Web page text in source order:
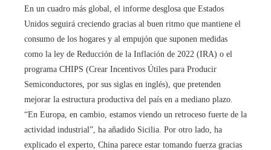
En un cuadro más global, el informe desglosa que Estados
Unidos seguirá creciendo gracias al buen ritmo que mantiene el
consumo de los hogares y al empujón que suponen medidas
como la ley de Reducción de la Inflación de 2022 (IRA) o el
programa CHIPS (Crear Incentivos Útiles para Producir
Semiconductores, por sus siglas en inglés), que pretenden
mejorar la estructura productiva del país en a mediano plazo.
“En Europa, en cambio, estamos viendo un retroceso fuerte de la
actividad industrial”, ha añadido Sicilia. Por otro lado, ha
explicado el experto, China parece estar tomando fuerza gracias